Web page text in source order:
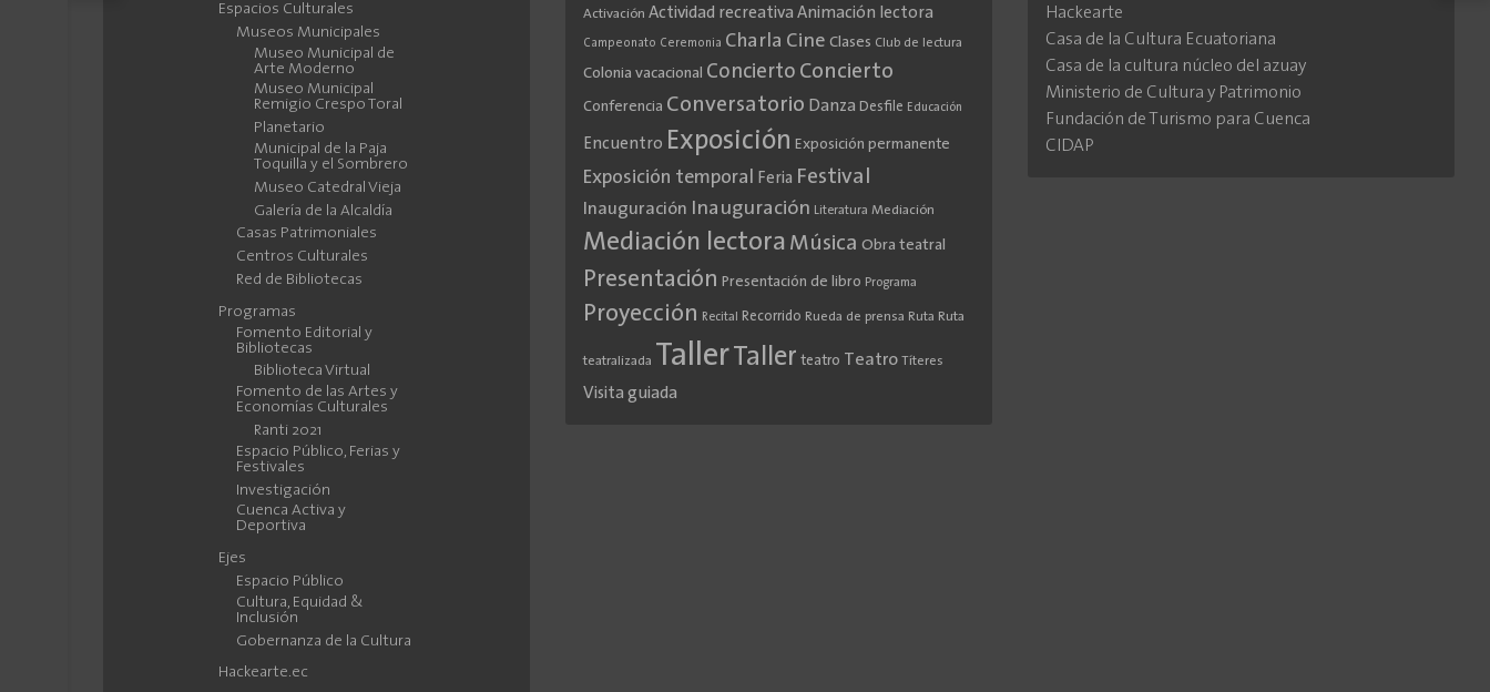
Espacios Culturales
Museos Municipales
Museo Municipal de
Arte Moderno
Museo Municipal
Remigio Crespo Toral
Planetario
Municipal de la Paja
Toquilla y el Sombrero
Museo Catedral Vieja
Galería de la Alcaldía
Casas Patrimoniales
Centros Culturales
Red de Bibliotecas
Programas
Fomento Editorial y
Bibliotecas
Biblioteca Virtual
Fomento de las Artes y
Economías Culturales
Ranti 2021
Espacio Público, Ferias y
Festivales
Investigación
Cuenca Activa y
Deportiva
Ejes
Espacio Público
Cultura, Equidad &
Inclusión
Gobernanza de la Cultura
Hackearte.ec
Activación Actividad recreativa Animación lectora
Campeonato Ceremonia Charla Cine Clases Club de lectura
Colonia vacacional Concierto Concierto
Conferencia Conversatorio Danza Desfile Educación
Encuentro Exposición Exposición permanente
Exposición temporal Feria Festival
Inauguración Inauguración Literatura Mediación
Mediación lectora Música Obra teatral
Presentación Presentación de libro Programa
Proyección Recital Recorrido Rueda de prensa Ruta Ruta
teatralizada TallerTaller teatro Teatro Títeres
Visita guiada
Hackearte
Casa de la Cultura Ecuatoriana
Casa de la cultura núcleo del azuay
Ministerio de Cultura y Patrimonio
Fundación de Turismo para Cuenca
CIDAP